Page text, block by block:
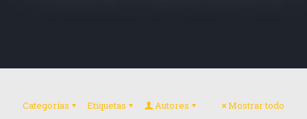
Categorías Etiquetas Autores Mostrar todo